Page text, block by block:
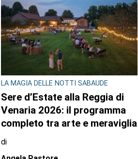
LA MAGIA DELLE NOTTI SABAUDE
Sere d’Estate alla Reggia di
Venaria 2026: il programma
completo tra arte e meraviglia
di